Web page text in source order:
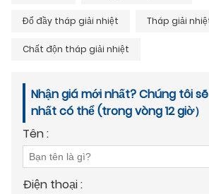
Đổ đầy tháp giải nhiệt Tháp giải
Chất độn tháp giải nhiệt
Nhận giá mới nhất? Chúng tôi
nhất có thể (trong vòng 12 giờ）
Tên :
Điện thoại :